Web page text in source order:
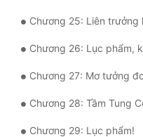
Tu Chân
Tu Tiên
Tội Phạm
Vô Địch
Võ Hiệp
Chương 25: Liên trưởng
Chương 26: Lục phẩm,
Chương 27: Mơ tưởng
Chương 28: Tầm Tung
Chương 29: Lục phẩm!